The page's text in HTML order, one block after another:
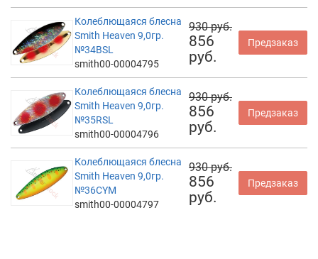
Колеблющаяся блесна
Smith Heaven 9,0гр.
№34BSL
smith00-00004795
930 руб.
856
руб.
Предзаказ
Колеблющаяся блесна
Smith Heaven 9,0гр.
№35RSL
smith00-00004796
930 руб.
856
руб.
Предзаказ
Колеблющаяся блесна
Smith Heaven 9,0гр.
№36CYM
smith00-00004797
930 руб.
856
руб.
Предзаказ